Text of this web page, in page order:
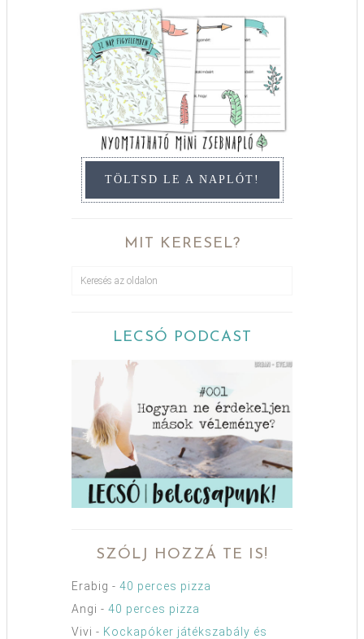
TÖLTSD LE A NAPLÓT!
MIT KERESEL?
LECSÓ PODCAST
SZÓLJ HOZZÁ TE IS!
Erabig - 40 perces pizza
Angi - 40 perces pizza
Vivi - Kockapóker játékszabály és